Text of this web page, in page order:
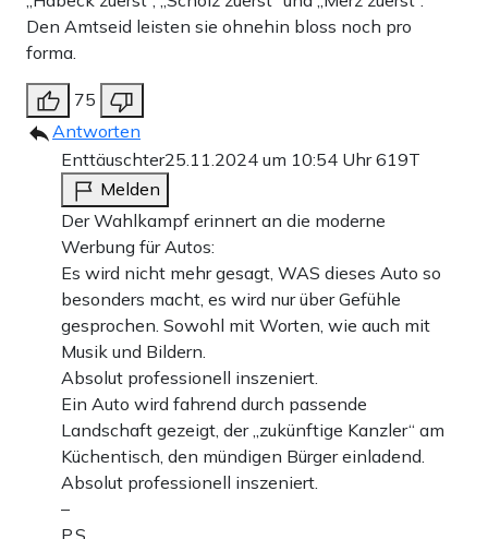
Den Amtseid leisten sie ohnehin bloss noch pro
forma.
75
Antworten
Enttäuschter25.11.2024 um 10:54 Uhr619T
Melden
Der Wahlkampf erinnert an die moderne
Werbung für Autos:
Es wird nicht mehr gesagt, WAS dieses Auto so
besonders macht, es wird nur über Gefühle
gesprochen. Sowohl mit Worten, wie auch mit
Musik und Bildern.
Absolut professionell inszeniert.
Ein Auto wird fahrend durch passende
Landschaft gezeigt, der „zukünftige Kanzler“ am
Küchentisch, den mündigen Bürger einladend.
Absolut professionell inszeniert.
–
P.S.